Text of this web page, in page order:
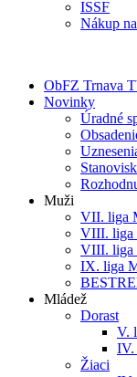
ISSF
Nákup
ObFZ Trnava
Novinky
Úradné
Muži
VII. liga
VIII. liga
VIII.
IX. liga
Mládež
Dorast
V.
IV.
Žiaci